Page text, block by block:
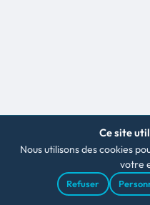
Ce site
Nous utilisons des cookies
votre
Refuser